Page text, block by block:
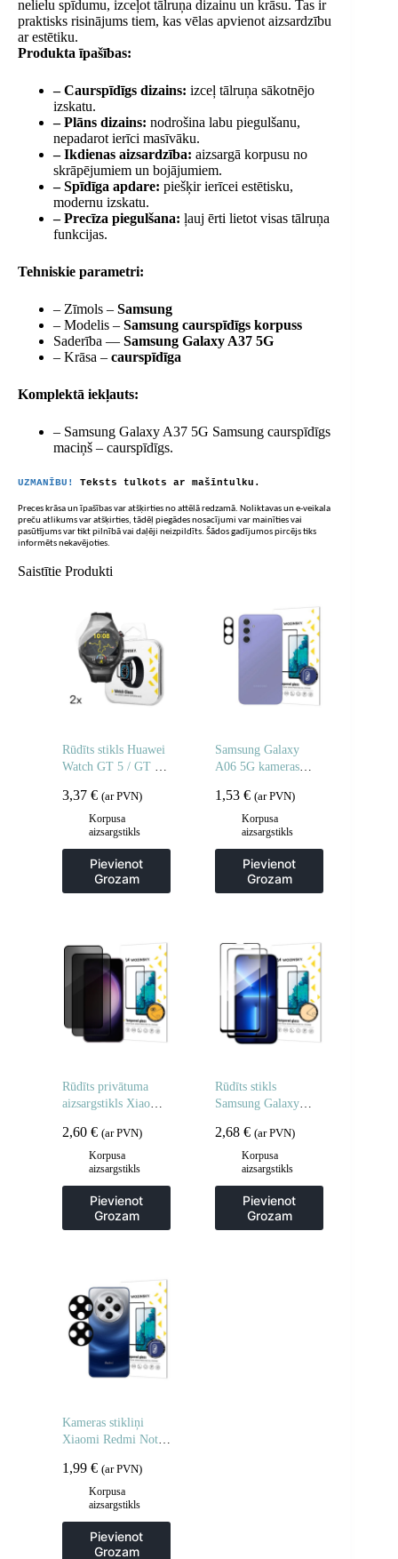
nelielu spīdumu, izceļot tālruņa dizainu un krāsu. Tas ir
praktisks risinājums tiem, kas vēlas apvienot aizsardzību
ar estētiku.
Produkta īpašības:
– Caurspīdīgs dizains: izceļ tālruņa sākotnējo
izskatu.
– Plāns dizains: nodrošina labu piegulšanu,
nepadarot ierīci masīvāku.
– Ikdienas aizsardzība: aizsargā korpusu no
skrāpējumiem un bojājumiem.
– Spīdīga apdare: piešķir ierīcei estētisku,
modernu izskatu.
– Precīza piegulšana: ļauj ērti lietot visas tālruņa
funkcijas.
Tehniskie parametri:
– Zīmols – Samsung
– Modelis – Samsung caurspīdīgs korpuss
Saderība — Samsung Galaxy A37 5G
– Krāsa – caurspīdīga
Komplektā iekļauts:
– Samsung Galaxy A37 5G Samsung caurspīdīgs
maciņš – caurspīdīgs.
UZMANĪBU! Teksts tulkots ar mašīntulku.
Preces krāsa un īpašības var atšķirties no attēlā redzamā. Noliktavas un e-veikala
preču atlikums var atšķirties, tādēļ piegādes nosacījumi var mainīties vai
pasūtījums var tikt pilnībā vai daļēji neizpildīts. Šādos gadījumos pircējs tiks
informēts nekavējoties.
Saistītie Produkti
Rūdīts stikls Huawei
Watch GT 5 / GT 5
Pro / GT 3 / GT 3
Pro Full Glue 42mm
– 2 gab.
3,37 € (ar PVN)
Korpusa
aizsargstikls
Pievienot
Grozam
Samsung Galaxy
A06 5G kameras
– 2 gab.
1,53€ (ar PVN)
Korpusa
aizsargstikls
Pievienot
Grozam
Rūdīts privātuma
aizsargstikls Xiaomi
aizsargstikliem – 2
2,60 € (ar PVN)
Korpusa
aizsargstikls
Pievienot
Grozam
Rūdīts stikls
Samsung Galaxy
pilnībā līmējamam
rūdītam stiklam – 2
2,68€ (ar PVN)
Korpusa
aizsargstikls
Pievienot
Grozam
Kameras stikliņi
Xiaomi Redmi Note
stikli 2 gab.
1,99 € (ar PVN)
Korpusa
aizsargstikls
Pievienot
Grozam